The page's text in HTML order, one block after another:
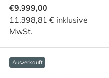
€9.999,00
11.898,81 € inklusive
MwSt.
Ausverkauft